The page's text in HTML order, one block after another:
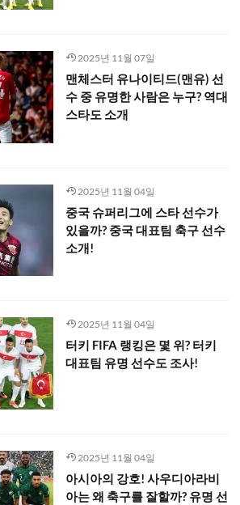
2025년 11월 07일
맨체스터 유나이티드(맨유) 선
수 중 유명한 사람은 누구? 역대
스타도 소개
2025년 11월 04일
중국 슈퍼리그에 스타 선수가
있을까? 중국 대표팀 축구 선수
소개!
2025년 11월 04일
터키 FIFA 랭킹은 몇 위? 터키
대표팀 유명 선수도 조사!
2025년 11월 04일
아시아의 강호! 사우디아라비
아는 왜 축구를 잘할까? 유명 선